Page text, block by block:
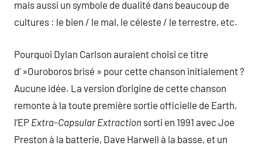
mais aussi un symbole de dualité dans beaucoup de
cultures : le bien / le mal, le céleste / le terrestre, etc.
Pourquoi Dylan Carlson auraient choisi ce titre
d' »Ouroboros brisé » pour cette chanson initialement ?
Aucune idée. La version d’origine de cette chanson
remonte à la toute première sortie officielle de Earth,
l’EP Extra-Capsular Extraction sorti en 1991 avec Joe
Preston à la batterie, Dave Harwell à la basse, et un